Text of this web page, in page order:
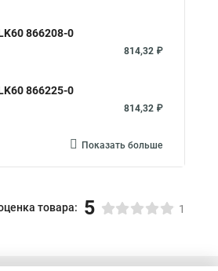
866208-0
814,32 ₽
866225-0
814,32 ₽
Показать больше
товара: 5 1